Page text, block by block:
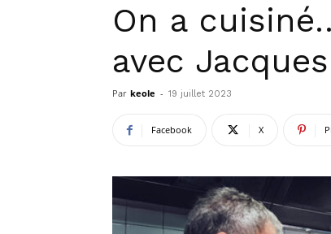
On a
avec
Par keole - 19 juillet 2023
Facebook X